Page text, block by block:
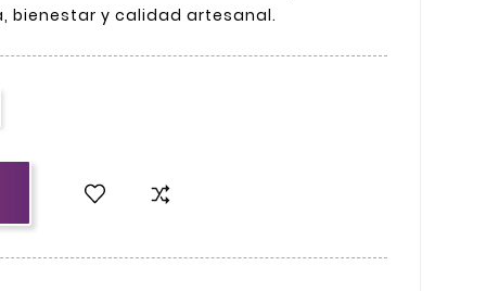
bienestar y calidad artesanal.